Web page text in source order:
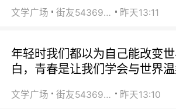
文学广场 街友54369822 昨天13:11
年轻时我们都以为自己能改变
白，青春是让我们学会与世界
文学广场 街友54369822 昨天13:10